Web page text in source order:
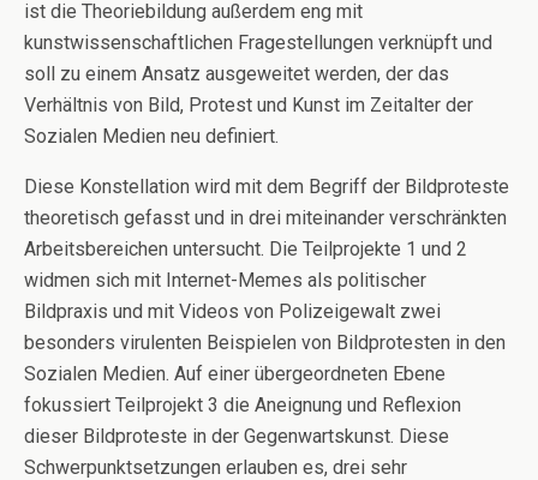
ist die Theoriebildung außerdem eng mit
kunstwissenschaftlichen Fragestellungen verknüpft und
soll zu einem Ansatz ausgeweitet werden, der das
Verhältnis von Bild, Protest und Kunst im Zeitalter der
Sozialen Medien neu definiert.
Diese Konstellation wird mit dem Begriff der Bildproteste
theoretisch gefasst und in drei miteinander verschränkten
Arbeitsbereichen untersucht. Die Teilprojekte 1 und 2
widmen sich mit Internet-Memes als politischer
Bildpraxis und mit Videos von Polizeigewalt zwei
besonders virulenten Beispielen von Bildprotesten in den
Sozialen Medien. Auf einer übergeordneten Ebene
fokussiert Teilprojekt 3 die Aneignung und Reflexion
dieser Bildproteste in der Gegenwartskunst. Diese
Schwerpunktsetzungen erlauben es, drei sehr